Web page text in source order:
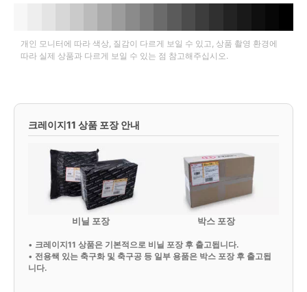
개인 모니터에 따라 색상, 질감이 다르게 보일 수 있고, 상품 촬영 환경에
따라 실제 상품과 다르게 보일 수 있는 점 참고해주십시오.
크레이지11 상품 포장 안내
비닐 포장 박스 포장
• 크레이지11 상품은 기본적으로 비닐 포장 후 출고됩니다.
• 전용쌕 있는 축구화 및 축구공 등 일부 용품은 박스 포장 후 출고됩
니다.